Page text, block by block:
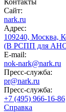
Контакты
Сайт:
nark.ru
Адрес:
109240, Москва,
(В РСПП для
E-mail:
nok-nark@nark.ru
Пресс-служба:
pr@nark.ru
Пресс-служба:
+7 (495) 966-16-86
Справка